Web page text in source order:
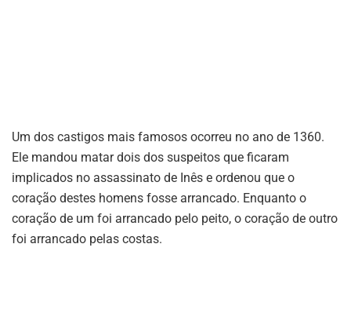
Um dos castigos mais famosos ocorreu no ano de 1360.
Ele mandou matar dois dos suspeitos que ficaram
implicados no assassinato de Inês e ordenou que o
coração destes homens fosse arrancado. Enquanto o
coração de um foi arrancado pelo peito, o coração de outro
foi arrancado pelas costas.